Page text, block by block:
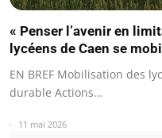
« Penser l’avenir en
lycéens de Caen se
EN BREF Mobilisation des
durable Actions…
11 mai 2026